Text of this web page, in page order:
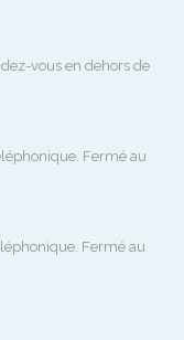
vous en dehors de
Fermé au
Fermé au